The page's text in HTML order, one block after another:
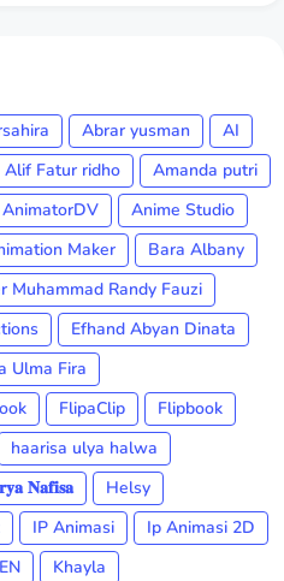
Abrar yusman
AI
Alif Fatur ridho
Amanda putri
AnimatorDV
Anime Studio
Maker
Bara Albany
Muhammad Randy Fauzi
Efhand Abyan Dinata
Ulma Fira
FlipaClip
Flipbook
haarisa ulya halwa
𝐍𝐚𝐟𝐢𝐬𝐚
Helsy
IP Animasi
Ip Animasi 2D
Khayla